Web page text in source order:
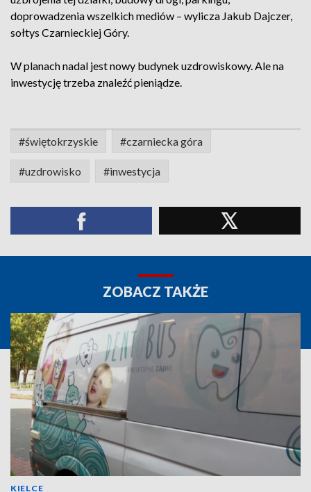
doprowadzenia wszelkich mediów – wylicza Jakub Dajczer,
sołtys Czarnieckiej Góry.
W planach nadal jest nowy budynek uzdrowiskowy. Ale na
inwestycję trzeba znaleźć pieniądze.
#świętokrzyskie #czarniecka góra
#uzdrowisko #inwestycja
ZOBACZ TAKŻE
KIELCE